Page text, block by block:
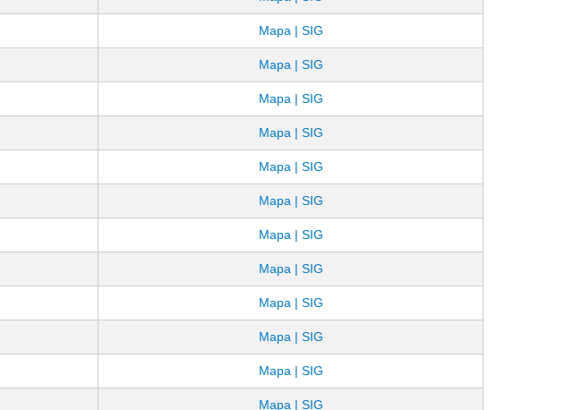
Mapa | SIG
Mapa | SIG
Mapa | SIG
Mapa | SIG
Mapa | SIG
Mapa | SIG
Mapa | SIG
Mapa | SIG
Mapa | SIG
Mapa | SIG
Mapa | SIG
Mapa | SIG